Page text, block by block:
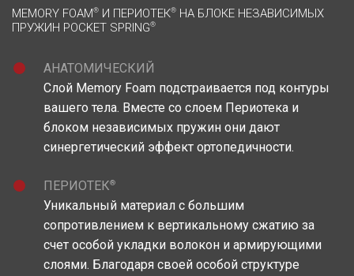
MEMORY FOAM ® И ПЕРИОТЕК® НА БЛОКЕ НЕЗАВИСИМЫХ
ПРУЖИН POCKET SPRING®
АНАТОМИЧЕСКИЙ
Слой Memory Foam подстраивается под контуры
вашего тела. Вместе со слоем Периотека и
блоком независимых пружин они дают
синергетический эффект ортопедичности.
ПЕРИОТЕК®
Уникальный материал c большим
сопротивлением к вертикальному сжатию за
счет особой укладки волокон и армирующими
слоями. Благодаря своей особой структуре